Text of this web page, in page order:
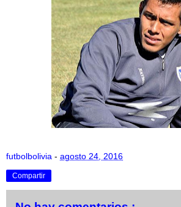
futbolbolivia - agosto 24, 2016
Compartir